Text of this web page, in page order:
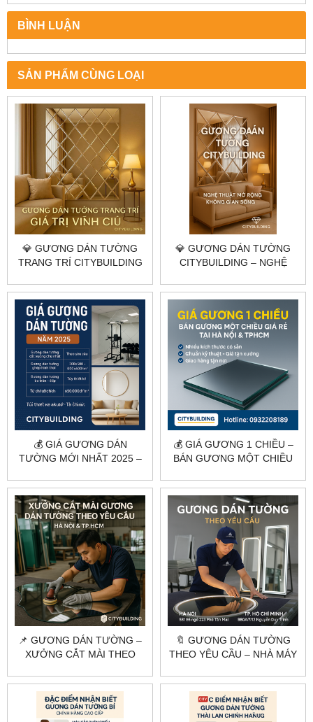
BÌNH LUẬN
SẢN PHẨM CÙNG LOẠI
💎 GƯƠNG DÁN TƯỜNG
TRANG TRÍ CITYBUILDING
GIAN SỐNG HIỆN ĐẠI
💎 GƯƠNG DÁN TƯỜNG
CITYBUILDING – NGHỆ
GIAN SỐNG
💰 GIÁ GƯƠNG DÁN
TƯỜNG MỚI NHẤT 2025 –
CITYBUILDING
💰 GIÁ GƯƠNG 1 CHIỀU –
BÁN GƯƠNG MỘT CHIỀU
TPHCM
📌 GƯƠNG DÁN TƯỜNG –
XƯỞNG CẮT MÀI THEO
HCM
🔖 GƯƠNG DÁN TƯỜNG
THEO YÊU CẦU – NHÀ MÁY
TP.HCM